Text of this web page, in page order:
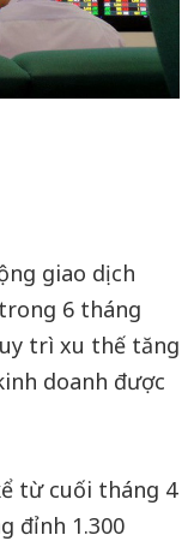
giao dịch
6 tháng
trì xu thế tăng
doanh được
từ cuối tháng 4
đỉnh 1.300